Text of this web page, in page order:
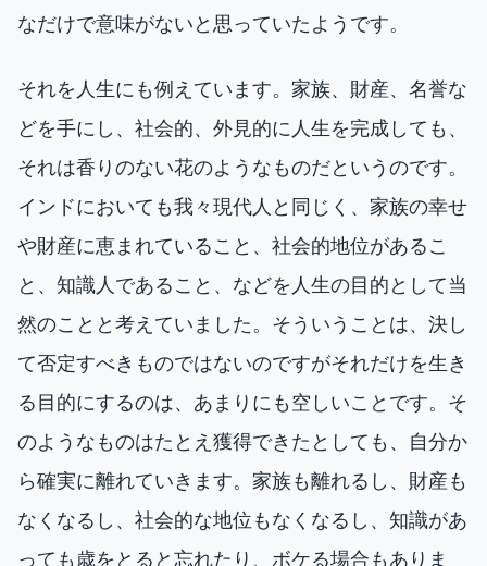
なだけで意味がないと思っていたようです。
それを人生にも例えています。家族、財産、名誉な
どを手にし、社会的、外見的に人生を完成しても、
それは香りのない花のようなものだというのです。
インドにおいても我々現代人と同じく、家族の幸せ
や財産に恵まれていること、社会的地位があるこ
と、知識人であること、などを人生の目的として当
然のことと考えていました。そういうことは、決し
て否定すべきものではないのですがそれだけを生き
る目的にするのは、あまりにも空しいことです。そ
のようなものはたとえ獲得できたとしても、自分か
ら確実に離れていきます。家族も離れるし、財産も
なくなるし、社会的な地位もなくなるし、知識があ
っても歳をとると忘れたり、ボケる場合もありま